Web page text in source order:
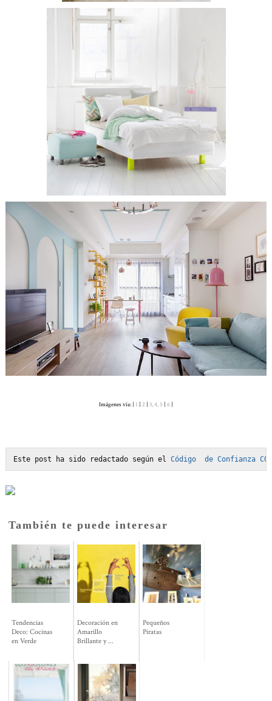
Imágenes vía: | 1 2 3, 4, 5 6
Este post ha sido redactado según el Código  de Confianza
También te puede interesar
Tendencias
Deco: Cocinas
en Verde
Decoración en
Amarillo
Brillante y ...
Pequeños
Piratas